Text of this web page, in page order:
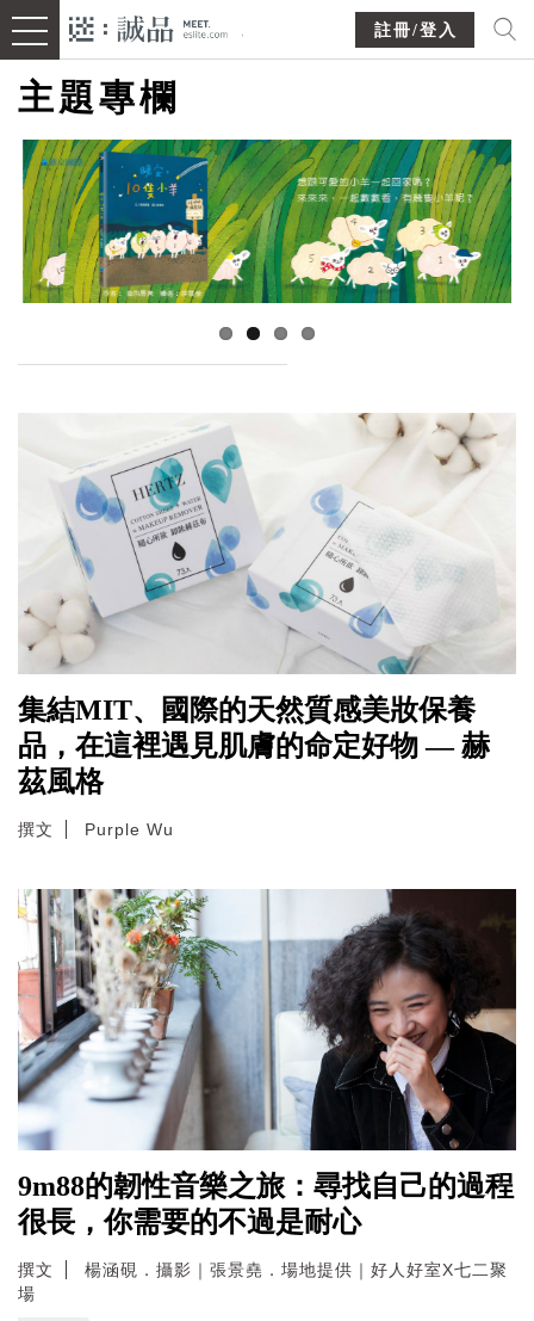
註冊/登入
主題專欄
集結MIT、國際的天然質感美妝保養
品，在這裡遇見肌膚的命定好物 — 赫
茲風格
撰文 Purple Wu
9m88的韌性音樂之旅：尋找自己的過程
很長，你需要的不過是耐心
撰文
楊涵硯．攝影｜張景堯．場地提供｜好人好室X七二聚
場